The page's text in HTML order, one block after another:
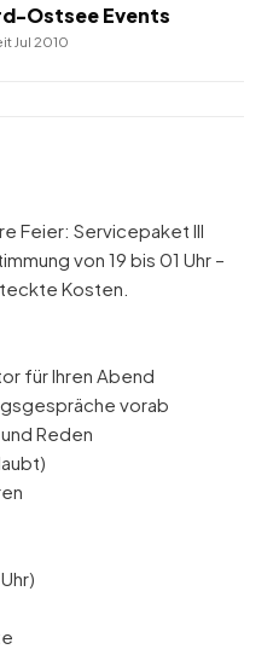
Ostsee Events
Jul 2010
Feier: Servicepaket III
von 19 bis 01 Uhr –
Kosten.
für Ihren Abend
vorab
Reden